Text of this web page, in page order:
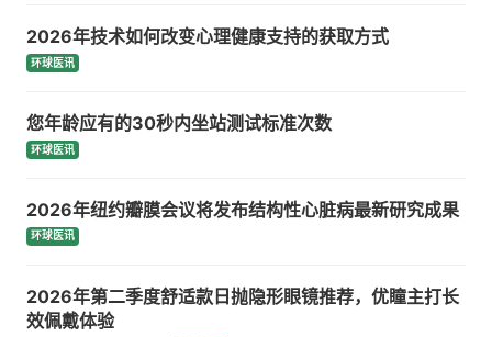
2026年技术如何改变心理健康支持的获取方式
环球医讯
您年龄应有的30秒内坐站测试标准次数
环球医讯
2026年纽约瓣膜会议将发布结构性心脏病最新研究成果
环球医讯
2026年第二季度舒适款日抛隐形眼镜推荐，优瞳主打长
效佩戴体验